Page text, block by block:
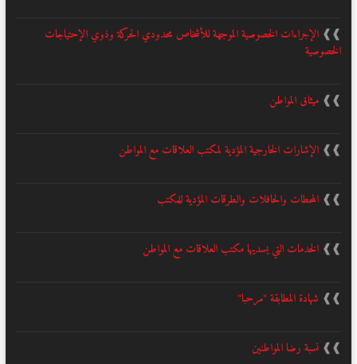
❱❱ الإجراءات الخصوصية الموجهة للأشخاص محدودي الحركة وذوي الإحتياجات
الخصوصية
❱❱ ميثاق المواطن
❱❱ الإشارات الخارجية المؤدية لمكتب العلاقات مع المواطن
❱❱ المحطات والحافلات والطرقات المؤدية للمكتب
❱❱ الخدمات التي يسديها مكتب العلاقات مع المواطن
❱❱ شهادة المطابقة "مرحبا"
❱❱ نسبة رضا المواطنين